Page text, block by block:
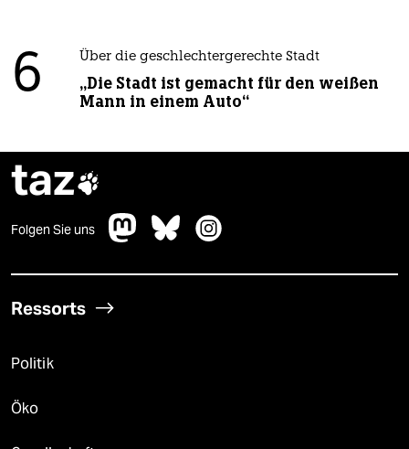
6 Über die geschlechtergerechte Stadt
„Die Stadt ist gemacht für den weißen
Mann in einem Auto“
taz
Folgen Sie uns
Ressorts
Politik
Öko